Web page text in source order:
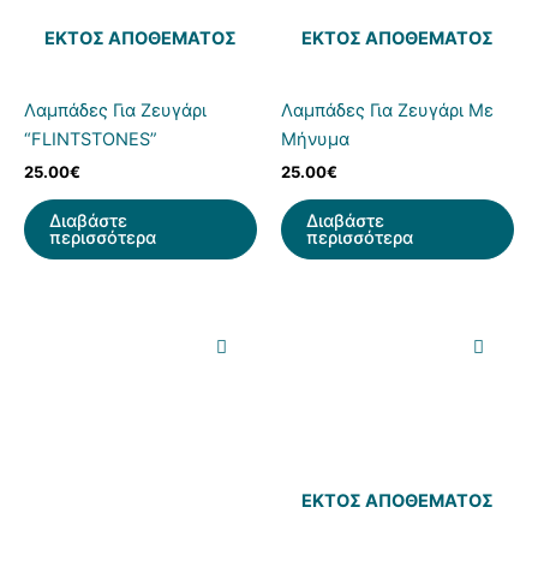
ΕΚΤΌΣ ΑΠΟΘΈΜΑΤΟΣ
Λαμπάδες Για Ζευγάρι
“FLINTSTONES”
25.00€
Διαβάστε
περισσότερα
ΕΚΤΌΣ ΑΠΟΘΈΜΑΤΟΣ
Λαμπάδες Για Ζευγάρι Με
Μήνυμα
25.00€
Διαβάστε
περισσότερα
ΕΚΤΌΣ ΑΠΟΘΈΜΑΤΟΣ